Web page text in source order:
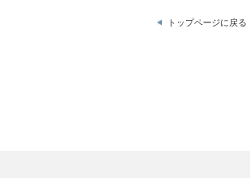
トップページに戻る